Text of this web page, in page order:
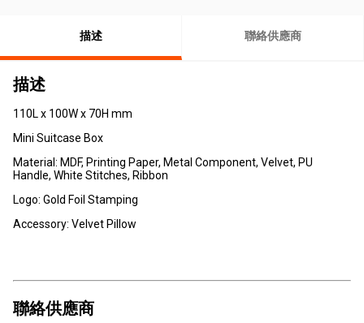
描述 聯絡供應商
描述
110L x 100W x 70H mm
Mini Suitcase Box
Material: MDF, Printing Paper, Metal Component, Velvet, PU
Handle, White Stitches, Ribbon
Logo: Gold Foil Stamping
Accessory: Velvet Pillow
聯絡供應商